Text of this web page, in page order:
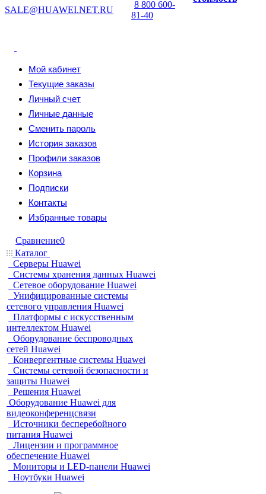
SALE@HUAWEI.NET.RU
8 800 600-
81-40
Мой кабинет
Текущие заказы
Личный счет
Личные данные
Сменить пароль
История заказов
Профили заказов
Корзина
Подписки
Контакты
Избранные товары
Сравнение0
Каталог
Серверы Huawei
Системы хранения данных Huawei
Сетевое оборудование Huawei
Унифицированные системы
сетевого управления Huawei
Платформы с искусственным
интеллектом Huawei
Оборудование беспроводных
сетей Huawei
Конвергентные системы Huawei
Системы сетевой безопасности и
защиты Huawei
Решения Huawei
Оборудование Huawei для
видеоконференцсвязи
Источники бесперебойного
питания Huawei
Лицензии и программное
обеспечение Huawei
Мониторы и LED-панели Huawei
Ноутбуки Huawei